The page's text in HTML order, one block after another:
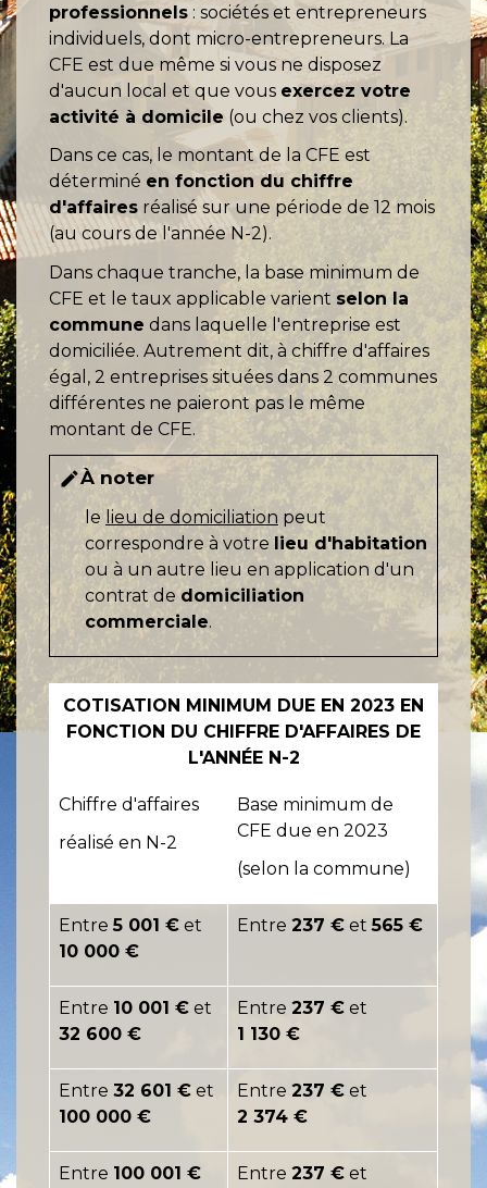
professionnels : sociétés et entrepreneurs
individuels, dont micro-entrepreneurs. La
CFE est due même si vous ne disposez
d'aucun local et que vous exercez votre
activité à domicile(ou chez vos clients).
Dans ce cas, le montant de la CFE est
déterminé en fonction du chiffre
d'affaires réalisé sur une période de 12 mois
(au cours de l'année N-2).
Dans chaque tranche, la base minimum de
CFE et le taux applicable varient selon la
commune dans laquelle l'entreprise est
domiciliée. Autrement dit, à chiffre d'affaires
égal, 2 entreprises situées dans 2 communes
différentes ne paieront pas le même
montant de CFE.
editÀ noter
le lieu de domiciliation peut
correspondre à votre lieu d'habitation
ou à un autre lieu en application d'un
contrat dedomiciliation
commerciale.
COTISATION MINIMUM DUE EN 2023 EN
FONCTION DU CHIFFRE D'AFFAIRES DE
L'ANNÉE N-2
Chiffre d'affaires
réalisé en N-2
Base minimum de
CFE due en 2023
(selon la commune)
Entre5 001 € et
10 000 €
Entre 237 € et565 €
Entre 10 001 € et
32 600 €
Entre 237 € et
1 130 €
Entre 32 601 € et
100 000 €
Entre 237 € et
2 374 €
Entre 100 001 € Entre 237 € et